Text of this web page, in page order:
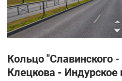
Кольцо "Славинского
Клецкова - Индурское